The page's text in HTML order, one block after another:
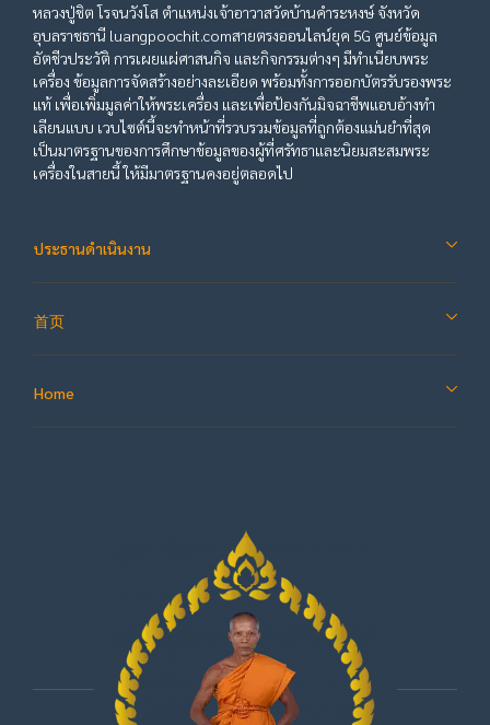
หลวงปู่ชิต โรจนวังโส ตำแหน่งเจ้าอาวาสวัดบ้านคำระหงษ์ จังหวัด
อุบลราชธานี luangpoochit.comสายตรงออนไลน์ยุค 5G ศูนย์ข้อมูล
อัตชีวประวัติ การเผยแผ่ศาสนกิจ และกิจกรรมต่างๆ มีทำเนียบพระ
เครื่อง ข้อมูลการจัดสร้างอย่างละเอียด พร้อมทั้งการออกบัตรรับรองพระ
แท้ เพื่อเพิ่มมูลค่าให้พระเครื่อง และเพื่อป้องกันมิจฉาชีพแอบอ้างทำ
เลียนแบบ เวบไซต์นี้จะทำหน้าที่รวบรวมข้อมูลที่ถูกต้องแม่นยำที่สุด
เป็นมาตรฐานของการศึกษาข้อมูลของผู้ที่ศรัทธาและนิยมสะสมพระ
เครื่องในสายนี้ ให้มีมาตรฐานคงอยู่ตลอดไป
ประธานดำเนินงาน
首页
Home